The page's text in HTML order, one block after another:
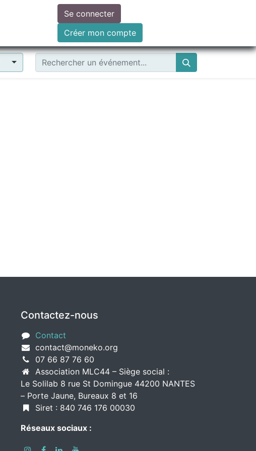
Faire un don
Se connecter
Créer mon compte
Contactez-nous
Contact
contact@moneko.org
07 66 87 76 60
Association MLC44 – Siège social :
Le Solilab 8 rue St Domingue 44200 NANTES
– Porte Jaune, Bureaux 8 et 16
Siret : 840 746 176 00030
Réseaux sociaux :